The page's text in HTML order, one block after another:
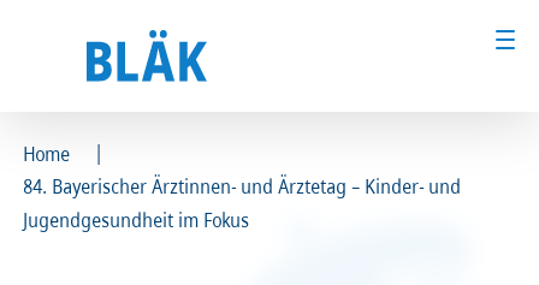
Ärztinnen und Ärzte
Ärztinnen und Ärzte
Home
|
84. Bayerischer Ärztinnen- und Ärztetag – Kinder- und
Jugendgesundheit im Fokus